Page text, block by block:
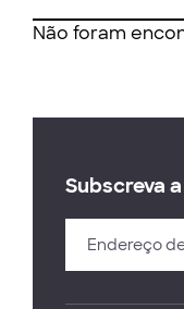
Não foram
Subscreva